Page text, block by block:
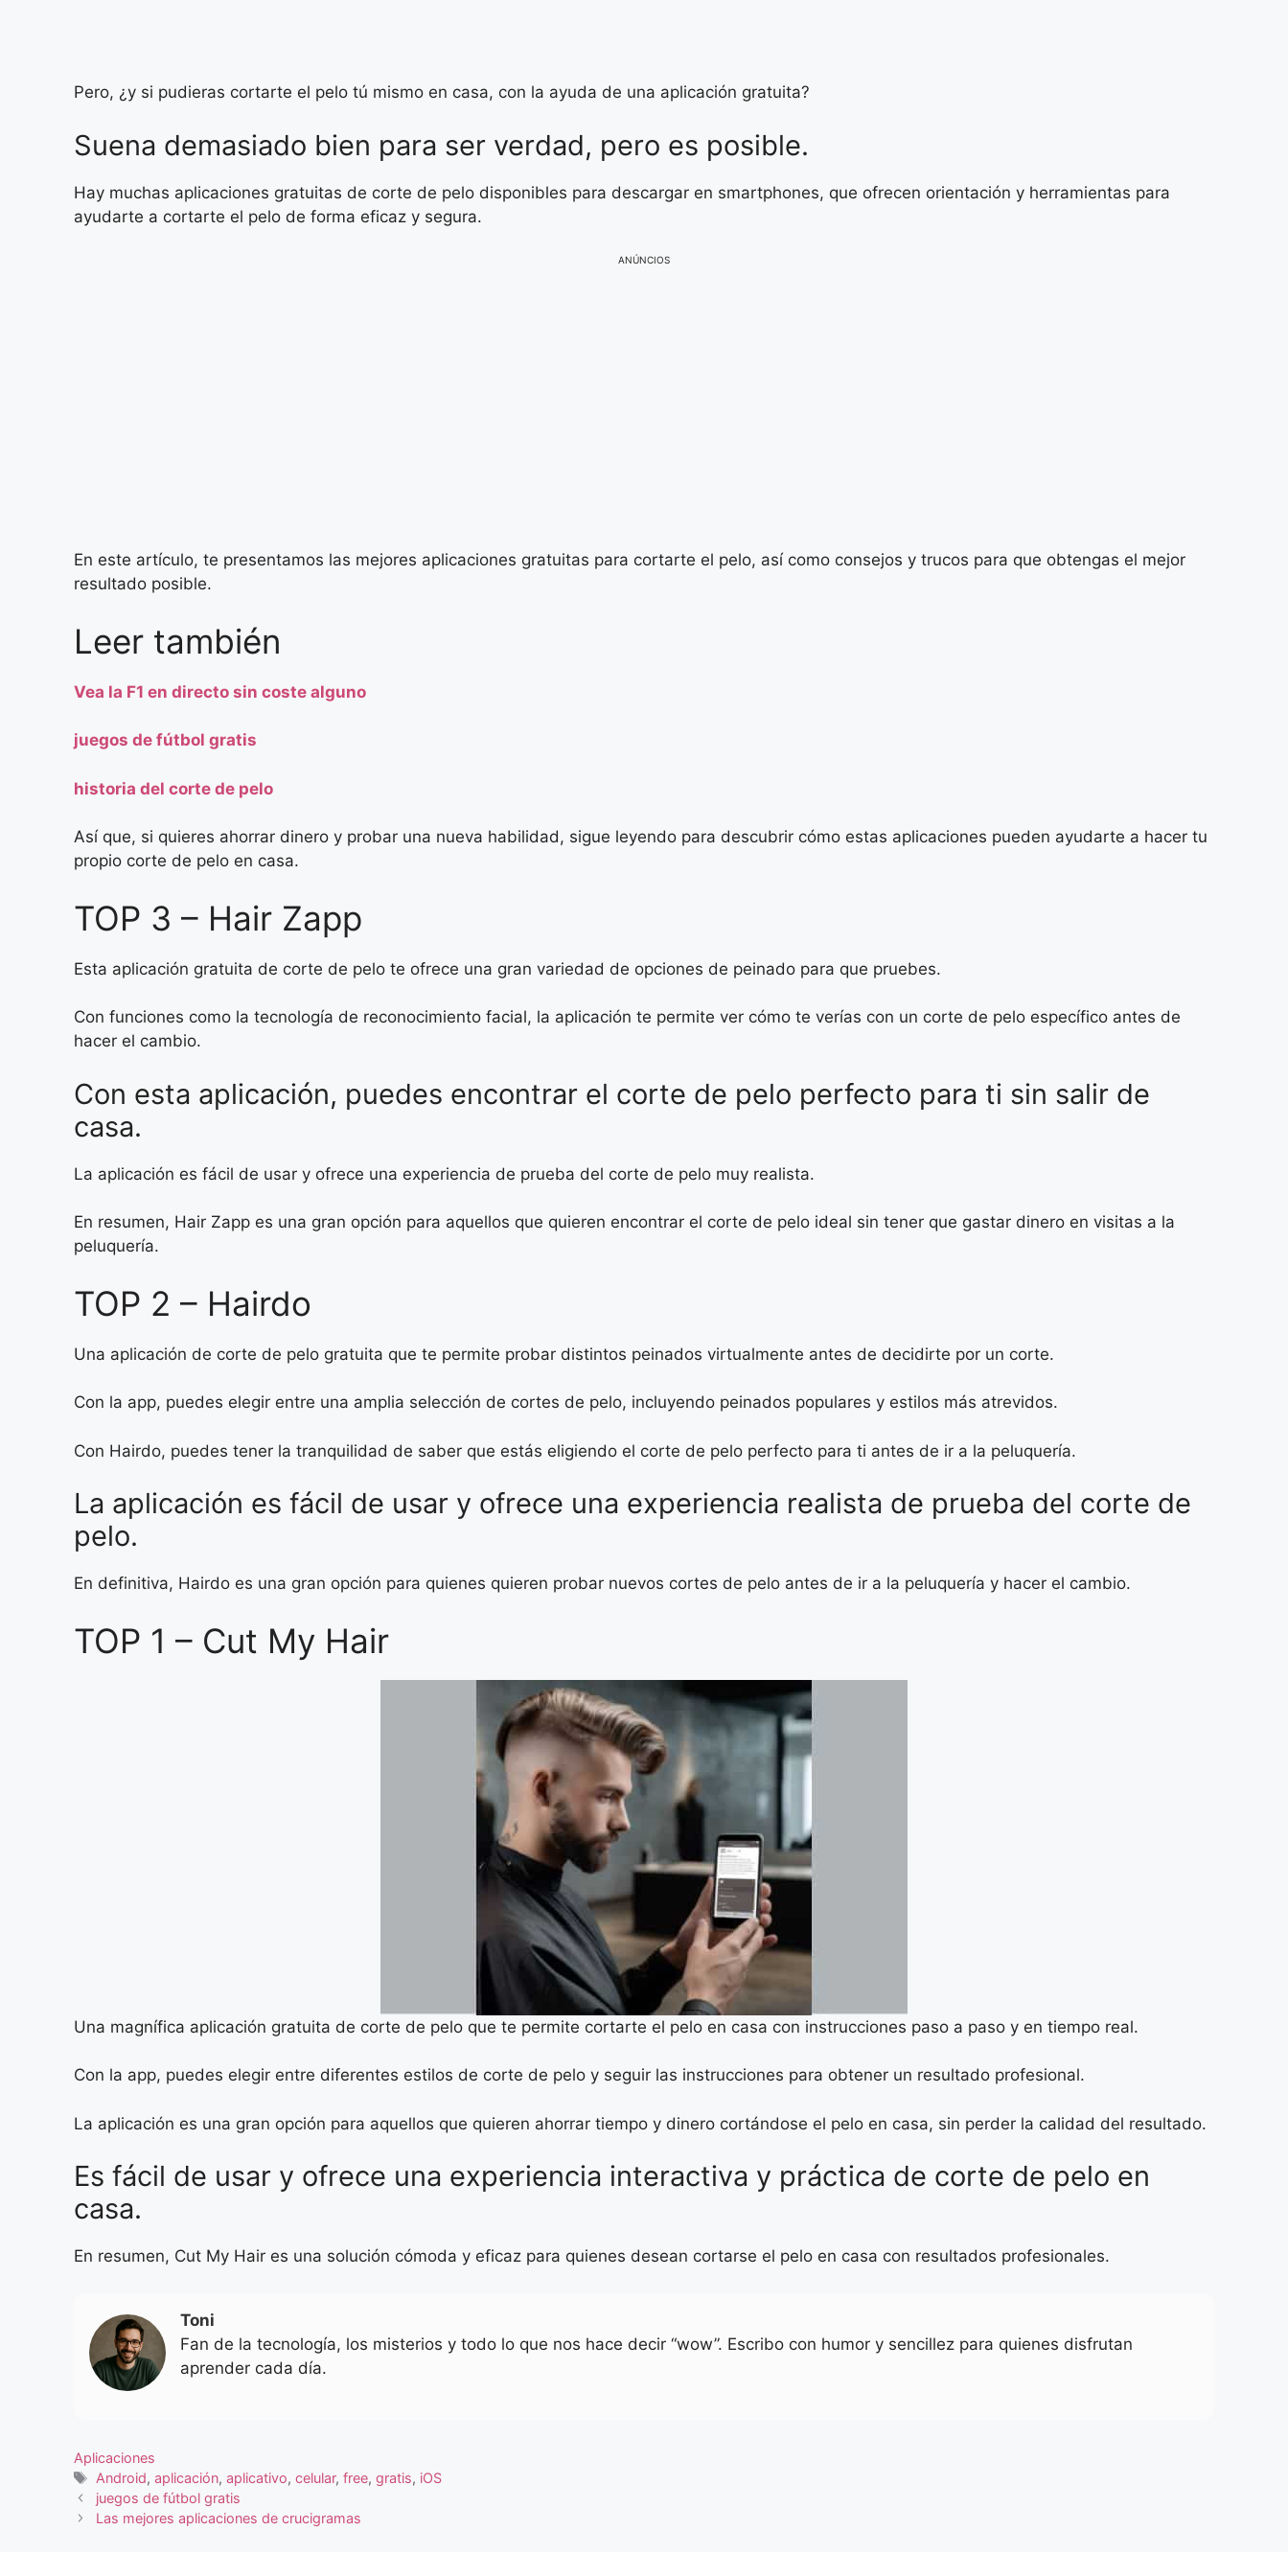
Pero, ¿y si pudieras cortarte el pelo tú mismo en casa, con la ayuda de una aplicación gratuita?
Suena demasiado bien para ser verdad, pero es posible.
Hay muchas aplicaciones gratuitas de corte de pelo disponibles para descargar en smartphones, que ofrecen orientación y herramientas para
ayudarte a cortarte el pelo de forma eficaz y segura.
ANÚNCIOS
En este artículo, te presentamos las mejores aplicaciones gratuitas para cortarte el pelo, así como consejos y trucos para que obtengas el mejor
resultado posible.
Leer también
Vea la F1 en directo sin coste alguno
juegos de fútbol gratis
historia del corte de pelo
Así que, si quieres ahorrar dinero y probar una nueva habilidad, sigue leyendo para descubrir cómo estas aplicaciones pueden ayudarte a hacer tu
propio corte de pelo en casa.
TOP 3 – Hair Zapp
Esta aplicación gratuita de corte de pelo te ofrece una gran variedad de opciones de peinado para que pruebes.
Con funciones como la tecnología de reconocimiento facial, la aplicación te permite ver cómo te verías con un corte de pelo específico antes de
hacer el cambio.
Con esta aplicación, puedes encontrar el corte de pelo perfecto para ti sin salir de
casa.
La aplicación es fácil de usar y ofrece una experiencia de prueba del corte de pelo muy realista.
En resumen, Hair Zapp es una gran opción para aquellos que quieren encontrar el corte de pelo ideal sin tener que gastar dinero en visitas a la
peluquería.
TOP 2 – Hairdo
Una aplicación de corte de pelo gratuita que te permite probar distintos peinados virtualmente antes de decidirte por un corte.
Con la app, puedes elegir entre una amplia selección de cortes de pelo, incluyendo peinados populares y estilos más atrevidos.
Con Hairdo, puedes tener la tranquilidad de saber que estás eligiendo el corte de pelo perfecto para ti antes de ir a la peluquería.
La aplicación es fácil de usar y ofrece una experiencia realista de prueba del corte de
pelo.
En definitiva, Hairdo es una gran opción para quienes quieren probar nuevos cortes de pelo antes de ir a la peluquería y hacer el cambio.
TOP 1 – Cut My Hair
Una magnífica aplicación gratuita de corte de pelo que te permite cortarte el pelo en casa con instrucciones paso a paso y en tiempo real.
Con la app, puedes elegir entre diferentes estilos de corte de pelo y seguir las instrucciones para obtener un resultado profesional.
La aplicación es una gran opción para aquellos que quieren ahorrar tiempo y dinero cortándose el pelo en casa, sin perder la calidad del resultado.
Es fácil de usar y ofrece una experiencia interactiva y práctica de corte de pelo en
casa.
En resumen, Cut My Hair es una solución cómoda y eficaz para quienes desean cortarse el pelo en casa con resultados profesionales.
Toni
Fan de la tecnología, los misterios y todo lo que nos hace decir “wow”. Escribo con humor y sencillez para quienes disfrutan
aprender cada día.
Categorias
Aplicaciones
Tags
Android,aplicación,aplicativo,celular,free,gratis, iOS
juegos de fútbol gratis
Las mejores aplicaciones de crucigramas